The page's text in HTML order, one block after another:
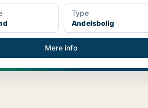
Type
Andelsbolig
Mere info